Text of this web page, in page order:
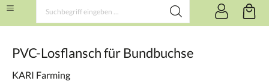
PVC-Losflansch für Bundbuchse
KARI Farming